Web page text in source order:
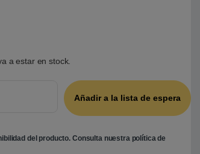
a estar en stock.
del producto. Consulta nuestra política de